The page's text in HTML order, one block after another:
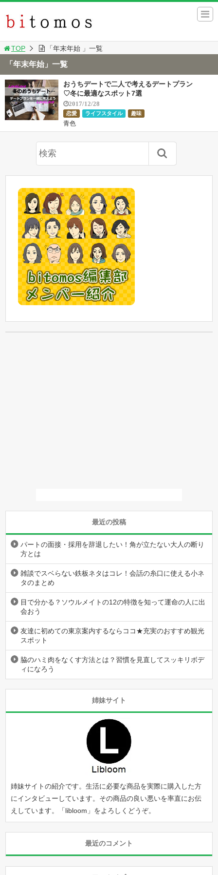
TOP 「年末年始 」一覧
「年末年始」一覧
おうちデートで二人で考えるデートプラン
♡冬に最適なスポット7選
2017/12/28
恋愛 ライフスタイル 趣味
青色
最近の投稿
パートの面接・採用を辞退したい！角が立たない大人の断り
方とは
雑談でスベらない鉄板ネタはコレ！会話の糸口に使える小ネ
タのまとめ
目で分かる？ソウルメイトの12の特徴を知って運命の人に出
会おう
友達に初めての東京案内するならココ★充実のおすすめ観光
スポット
脇のハミ肉をなくす方法とは？習慣を見直してスッキリボデ
ィになろう
姉妹サイト
姉妹サイトの紹介です。生活に必要な商品を実際に購入した方
にインタビューしています。その商品の良い悪いを率直にお伝
えしています。「libloom 」をよろしくどうぞ。
最近のコメント